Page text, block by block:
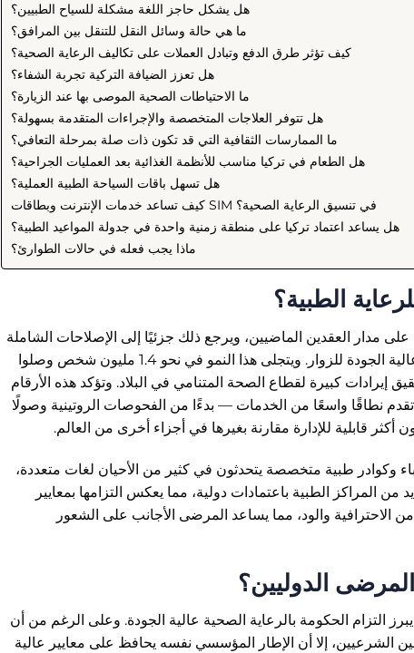
هل يشكل حاجز اللغة مشكلة للسياح الطبيين؟
ما هي حالة وسائل النقل للتنقل بين المرافق؟
كيف تؤثر طرق الدفع وتبادل العملات على تكاليف الرعاية الصحية؟
هل تعزز الضيافة التركية تجربة الشفاء؟
ما الاحتياطات الصحية الموصى بها عند الزيارة؟
هل تتوفر العلاجات المتخصصة والإجراءات المتقدمة بسهولة؟
ما الممارسات الثقافية التي قد تكون ذات صلة بمرحلة التعافي؟
هل الطعام في تركيا مناسب للأنظمة الغذائية بعد العمليات الجراحية؟
هل تسهل باقات السياحة الطبية العملية؟
كيف تساعد خدمات الإنترنت وبطاقات SIM في تنسيق الرعاية الصحية؟
هل يساعد اعتماد تركيا على منطقة زمنية واحدة في جدولة المواعيد الطبية؟
ماذا يجب فعله في حالات الطوارئ؟
الطبية؟
مدار العقدين الماضيين، ويرجع ذلك جزئيًا إلى الإصلاحات الشاملة
التي تضمن التغطية الطبية للمواطنين وتوفر خدمات عالية الجودة للزوار. ويتجلى هذا النمو في نحو 1.4 مليون شخص وصلوا
إلى تحقيق إيرادات كبيرة لقطاع الصحة المتنامي في البلاد. وتؤكد هذه الأرقام
تقدم نطاقًا واسعًا من الخدمات — بدءًا من الفحوصات الروتينية وصولًا
أكثر قابلية للإدارة مقارنة بغيرها في أجزاء أخرى من العالم.
وكوادر طبية متخصصة يتحدثون في كثير من الأحيان لغات متعددة،
من المراكز الطبية باعتمادات دولية، مما يعكس التزامها بمعايير
الاحترافية والود، مما يساعد المرضى الأجانب على الشعور
الدوليين؟
تغطية صحية شاملة في عام 2003، مما يبرز التزام الحكومة بالرعاية الصحية عالية الجودة. وعلى الرغم من أن
الشرعيين، إلا أن الإطار المؤسسي نفسه يحافظ على معايير عالية